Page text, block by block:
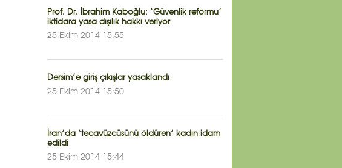
Prof. Dr. İbrahim Kaboğlu: ‘Güvenlik reformu’
iktidara yasa dışılık hakkı veriyor
25 Ekim 2014 15:55
Dersim’e giriş çıkışlar yasaklandı
25 Ekim 2014 15:50
İran’da ‘tecavüzcüsünü öldüren’ kadın idam
edildi
25 Ekim 2014 15:44